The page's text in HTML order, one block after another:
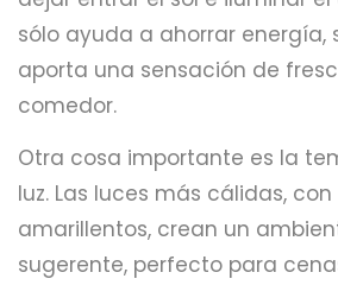
sólo ayuda a ahorrar energía,
aporta una sensación de
comedor.
Otra cosa importante es la
luz. Las luces más cálidas,
amarillentos, crean un
sugerente, perfecto para